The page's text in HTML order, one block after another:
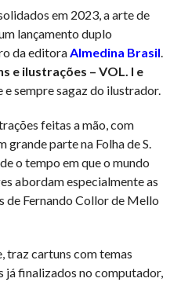
em 2023, a arte de
lançamento duplo
da editora Almedina Brasil
e ilustrações – VOL. I e
sempre sagaz do ilustrador.
feitas a mão, com
parte na Folha de S.
o tempo em que o mundo
abordam especialmente as
de Fernando Collor de Mello
traz cartuns com temas
já finalizados no computador,